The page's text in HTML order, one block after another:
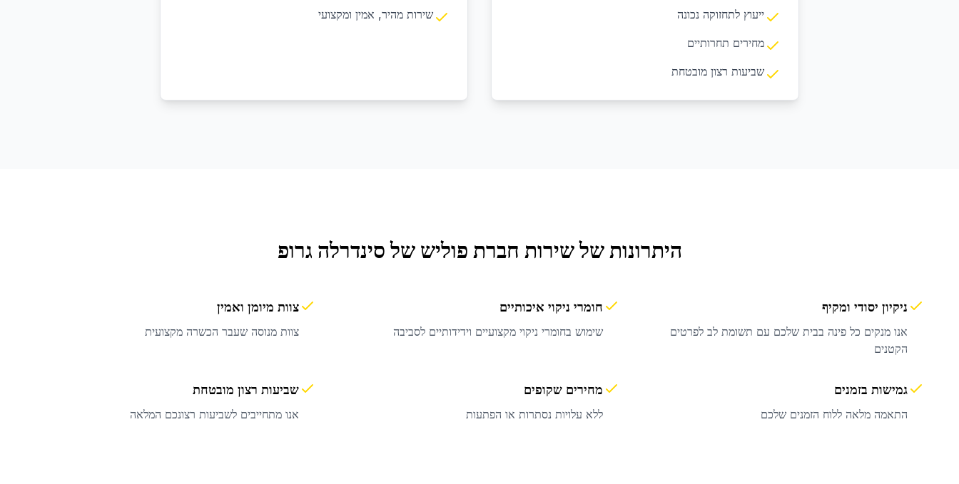
ייעוץ לתחזוקה נכונה
מחירים תחרותיים
שביעות רצון מובטחת
שירות מהיר, אמין ומקצועי
היתרונות של שירות חברת פוליש של סינדרלה גרופ
ניקיון יסודי ומקיף
אנו מנקים כל פינה בבית שלכם עם תשומת לב לפרטים
הקטנים
חומרי ניקוי איכותיים
שימוש בחומרי ניקוי מקצועיים וידידותיים לסביבה
צוות מיומן ואמין
צוות מנוסה שעבר הכשרה מקצועית
גמישות בזמנים
התאמה מלאה ללוח הזמנים שלכם
מחירים שקופים
ללא עלויות נסתרות או הפתעות
שביעות רצון מובטחת
אנו מתחייבים לשביעות רצונכם המלאה